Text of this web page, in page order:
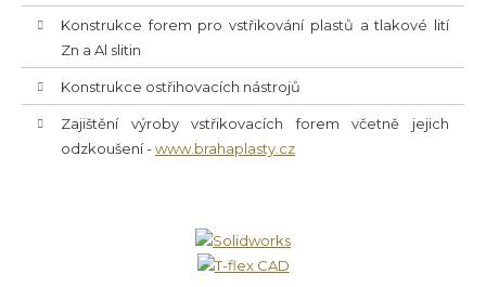
Konstrukce forem pro vstřikování plastů a tlakové lití
Zn a Al slitin
Konstrukce ostřihovacích nástrojů
Zajištění výroby vstřikovacích forem včetně jejich
odzkoušení -www.brahaplasty.cz